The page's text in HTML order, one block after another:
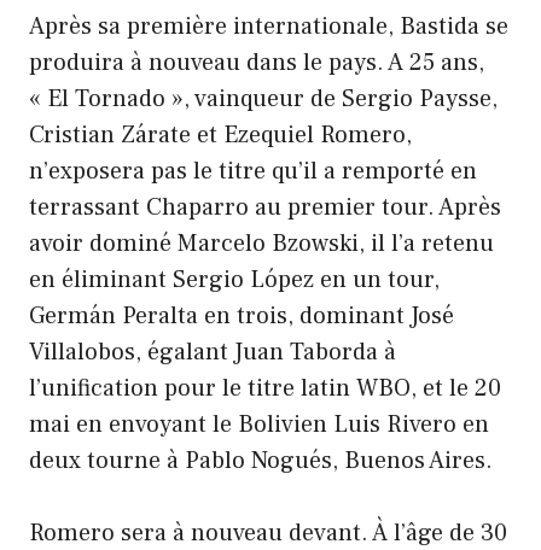
Après sa première internationale, Bastida se
produira à nouveau dans le pays. A 25 ans,
« El Tornado », vainqueur de Sergio Paysse,
Cristian Zárate et Ezequiel Romero,
n’exposera pas le titre qu’il a remporté en
terrassant Chaparro au premier tour. Après
avoir dominé Marcelo Bzowski, il l’a retenu
en éliminant Sergio López en un tour,
Germán Peralta en trois, dominant José
Villalobos, égalant Juan Taborda à
l’unification pour le titre latin WBO, et le 20
mai en envoyant le Bolivien Luis Rivero en
deux tourne à Pablo Nogués, Buenos Aires.
Romero sera à nouveau devant. À l’âge de 30